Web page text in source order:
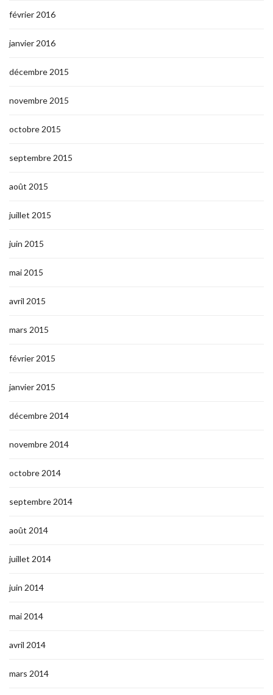
février 2016
janvier 2016
décembre 2015
novembre 2015
octobre 2015
septembre 2015
août 2015
juillet 2015
juin 2015
mai 2015
avril 2015
mars 2015
février 2015
janvier 2015
décembre 2014
novembre 2014
octobre 2014
septembre 2014
août 2014
juillet 2014
juin 2014
mai 2014
avril 2014
mars 2014